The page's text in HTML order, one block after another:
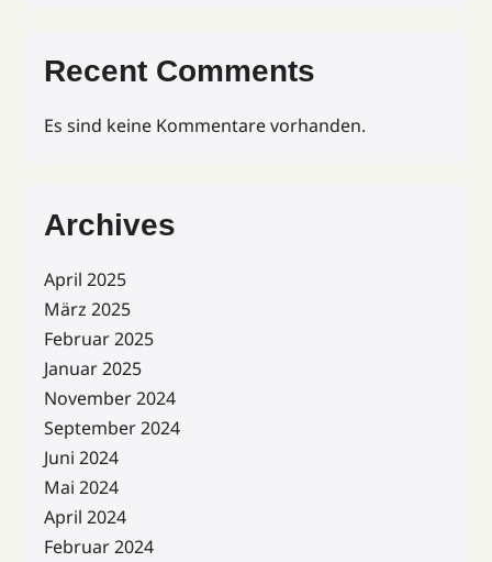
Recent Comments
Es sind keine Kommentare vorhanden.
Archives
April 2025
März 2025
Februar 2025
Januar 2025
November 2024
September 2024
Juni 2024
Mai 2024
April 2024
Februar 2024